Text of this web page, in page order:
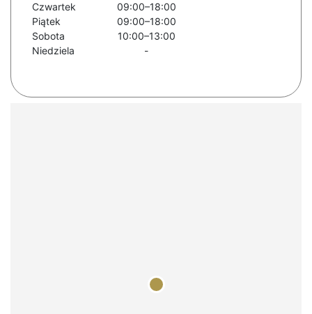
Czwartek
09:00–18:00
Piątek
09:00–18:00
Sobota
10:00–13:00
Niedziela
-